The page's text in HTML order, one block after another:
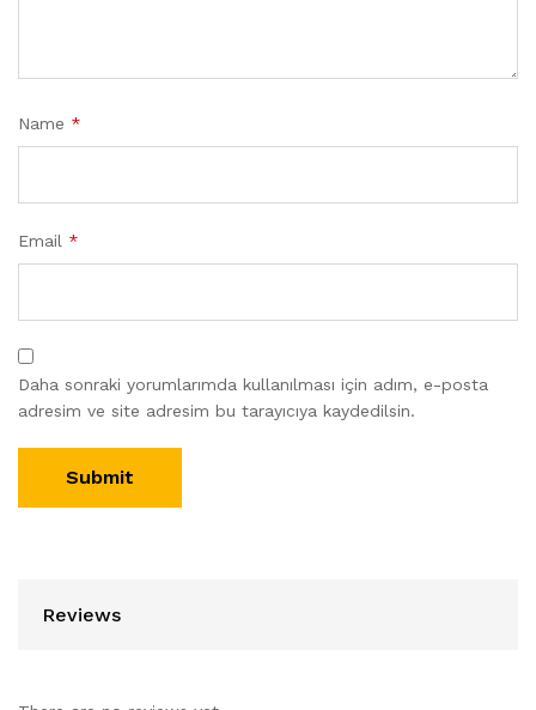
Name *
Email *
Daha sonraki yorumlarımda kullanılması için adım, e-posta
adresim ve site adresim bu tarayıcıya kaydedilsin.
Reviews